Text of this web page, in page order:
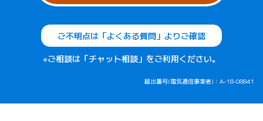
ご不明点は「よくある質問」よりご確認
※ご相談は「チャット相談」をご利用ください。
届出番号(電気通信事業者)：A-18-08841